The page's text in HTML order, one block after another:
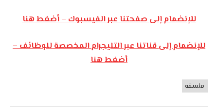
للإنضمام إلى صفحتنا عبر الفيسبوك – أضغط هنا
للإنضمام إلى قناتنا عبر التليجرام المخصصة للوظائف –
أضغط هنا
وظائف
منسقه